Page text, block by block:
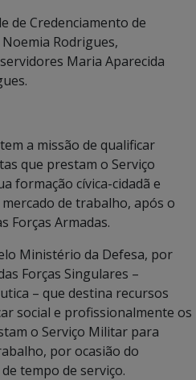
de Credenciamento de
Rodrigues,
Maria Aparecida
tem a missão de qualificar
que prestam o Serviço
formação cívica-cidadã e
de trabalho, após o
Forças Armadas.
Ministério da Defesa, por
Forças Singulares –
– que destina recursos
social e profissionalmente os
o Serviço Militar para
por ocasião do
tempo de serviço.